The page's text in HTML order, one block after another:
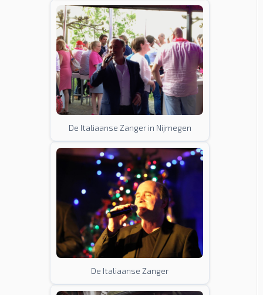
De Italiaanse Zanger in Nijmegen
De Italiaanse Zanger